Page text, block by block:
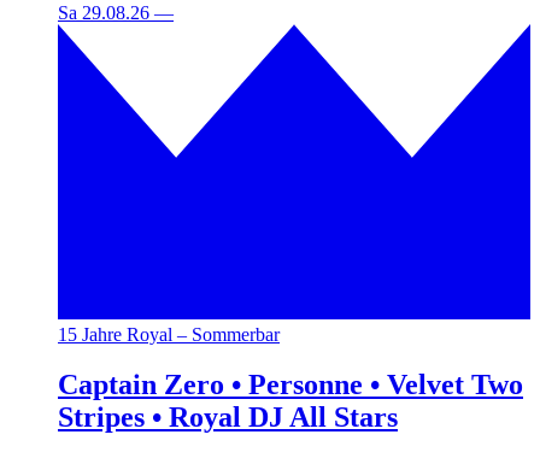
Sa 29.08.26 —
15 Jahre Royal – Sommerbar
Captain Zero • Personne • Velvet Two
Stripes • Royal DJ All Stars